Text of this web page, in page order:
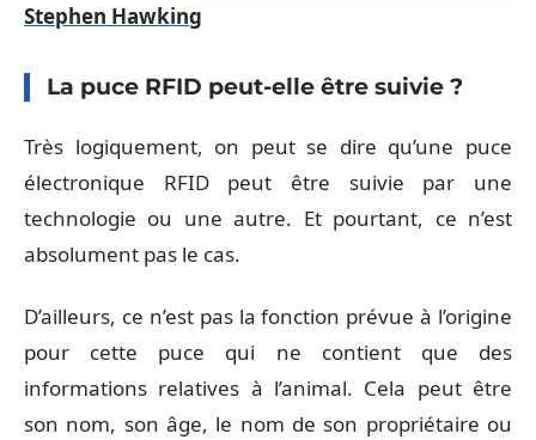
Stephen Hawking
La puce RFID peut-elle être suivie ?
Très logiquement, on peut se dire qu’une puce
électronique RFID peut être suivie par une
technologie ou une autre. Et pourtant, ce n’est
absolument pas le cas.
D’ailleurs, ce n’est pas la fonction prévue à l’origine
pour cette puce qui ne contient que des
informations relatives à l’animal. Cela peut être
son nom, son âge, le nom de son propriétaire ou